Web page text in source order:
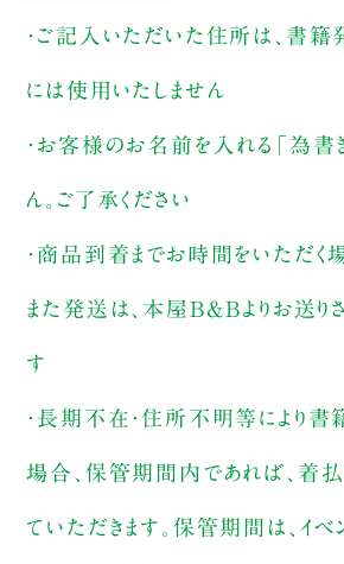
・ご記入いただいた住所は、書
には使用いたしません
・お客様のお名前を入れる「為書
ん。ご了承ください
・商品到着までお時間をいただく
また発送は、本屋B&Bよりお送り
す
・長期不在・住所不明等により書
場合、保管期間内であれば、着
ていただきます。保管期間は、イベ